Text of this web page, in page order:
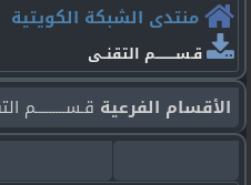
منتدى الشبكة الكويتية
قـســـــــــم التقنــى
الأقسام الفرعية قـســـــــــم